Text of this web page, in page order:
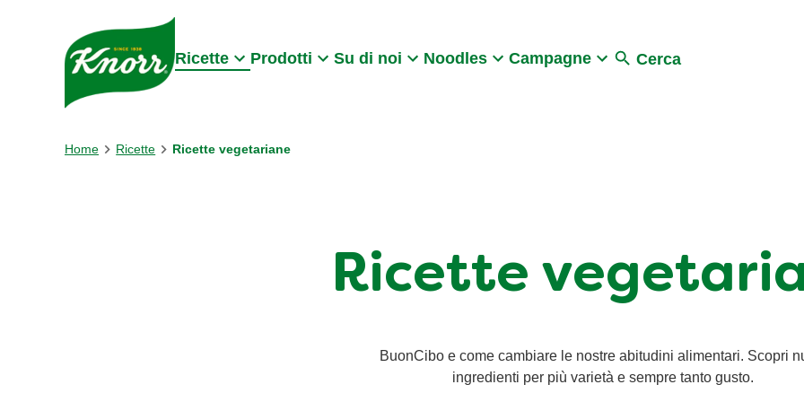
Skip to:
Ricette Prodotti Su di noi Noodles Campagne Cerca
Home Ricette Ricette vegetariane
Ricette
BuonCibo e come cambiare le nostre abitudini alimentari. Scopri
ingredienti per più varietà e sempre tanto gusto.